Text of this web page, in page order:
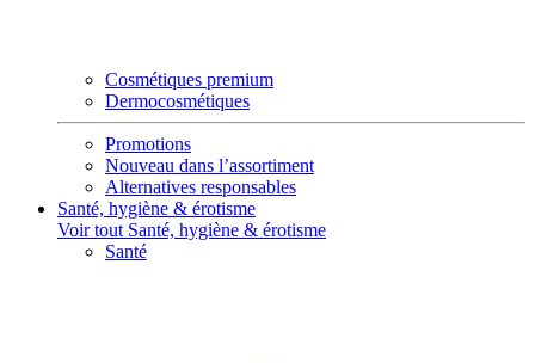
Cosmétiques premium
Dermocosmétiques
Promotions
Nouveau dans l’assortiment
Alternatives responsables
Santé, hygiène & érotisme
Voir tout Santé, hygiène & érotisme
Santé